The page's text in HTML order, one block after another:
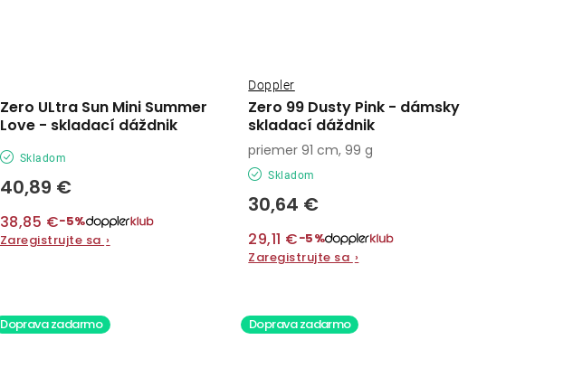
Zero ULtra Sun Mini Summer
Love - skladací dáždnik
Skladom
40,89 €
38,85 €−5%
Zaregistrujte sa ›
Zero 99 Dusty Pink - dámsky
skladací dáždnik
Doppler
Skladom
30,64 €
29,11 €−5%
Zaregistrujte sa ›
priemer 91 cm, 99 g
Doprava zadarmo Doprava zadarmo